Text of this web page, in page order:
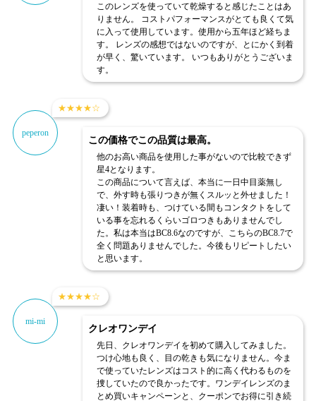
このレンズを使っていて乾燥すると感じたことはあ
りません。 コストパフォーマンスがとても良くて気
に入って使用しています。使用から五年ほど経ちま
す。 レンズの感想ではないのですが、とにかく到着
が早く、驚いています。 いつもありがとうございま
す。
★★★★☆
peperon
この価格でこの品質は最高。
他のお高い商品を使用した事がないので比較できず
星4となります。
この商品について言えば、本当に一日中目薬無し
で、外す時も張りつきが無くスルッと外せました！
凄い！装着時も、つけている間もコンタクトをして
いる事を忘れるくらいゴロつきもありませんでし
た。私は本当はBC8.6なのですが、こちらのBC8.7で
全く問題ありませんでした。今後もリピートしたい
と思います。
★★★★☆
mi-mi
クレオワンデイ
先日、クレオワンデイを初めて購入してみました。
つけ心地も良く、目の乾きも気になりません。今ま
で使っていたレンズはコスト的に高く代わるものを
捜していたので良かったです。ワンデイレンズのま
とめ買いキャンペーンと、クーポンでお得に引き続